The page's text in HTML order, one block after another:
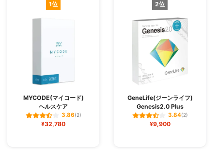
1位
MYCODE(マイコード)
ヘルスケア
3.86(2)
¥32,780
2位
GeneLife(ジーンライフ)
Genesis2.0 Plus
3.84(2)
¥9,900